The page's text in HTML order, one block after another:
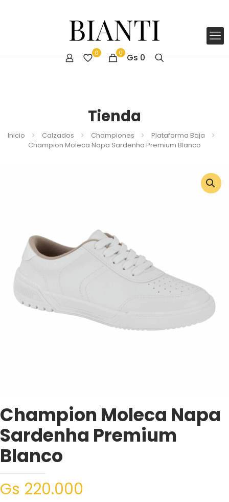
0 0 Gs 0
Tienda
Inicio Calzados Championes
Plataforma Baja
Champion Moleca Napa Sardenha Premium Blanco
Champion Moleca Napa
Sardenha Premium
Blanco
Gs 220.000